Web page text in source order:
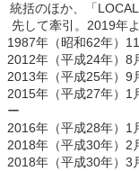
統括のほか、「
先して牽引。2019年
1987年（昭和62年）
2012年（平成24年）
2013年（平成25年）
2015年（平成27年）
ー
2016年（平成28年）
2018年（平成30年）
2018年（平成30年）